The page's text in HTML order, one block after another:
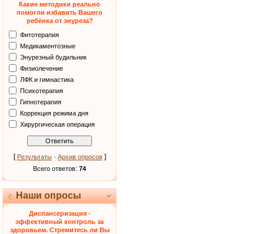
Какие методики реально
помогли избавить Вашего
ребёнка от энуреза?
Фитотерапия
Медикаментозные
Энурезный будильник
Физиолечение
ЛФК и гимнастика
Психотерапия
Гипнотерапия
Коррекция режима дня
Хирургическая операция
[ Результаты· Архив опросов]
Всего ответов: 74
Наши опросы
Диспансеризация -
эффективный контроль за
здоровьем. Стремитесь ли Вы